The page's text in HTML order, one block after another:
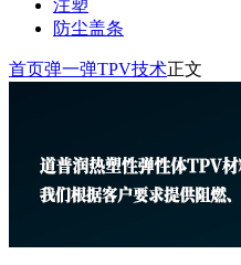
注塑
防尘盖条
首页弹一弹TPV技术正文